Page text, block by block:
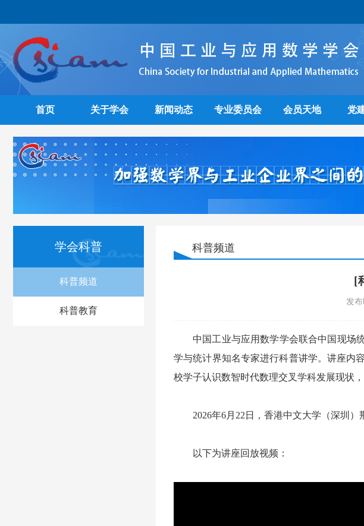
首页 关于学会 新闻动态 专业委员会 会员天地 党
学会科普
科普频道
科普教育
科普频道
[
发
中国工业与应用数学学会联合中国现场
学与统计界知名专家进行科普讲学。讲座内
校学子认识数智时代数理交叉学科发展现状
2026年6月22日，香港中文大学（深圳
以下为讲座回放视频：